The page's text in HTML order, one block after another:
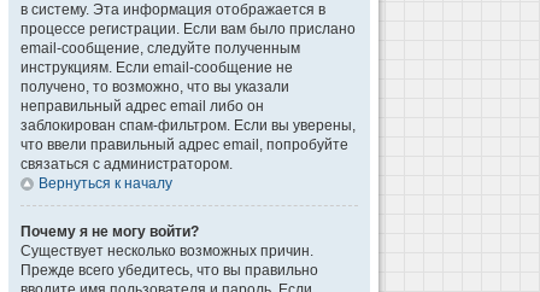
в систему. Эта информация отображается в
процессе регистрации. Если вам было прислано
email-сообщение, следуйте полученным
инструкциям. Если email-сообщение не
получено, то возможно, что вы указали
неправильный адрес email либо он
заблокирован спам-фильтром. Если вы уверены,
что ввели правильный адрес email, попробуйте
связаться с администратором.
Вернуться к началу
Почему я не могу войти?
Существует несколько возможных причин.
Прежде всего убедитесь, что вы правильно